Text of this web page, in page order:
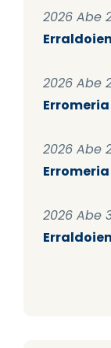
2026 Abe
2026 Abe
2026 Abe
2026 Abe